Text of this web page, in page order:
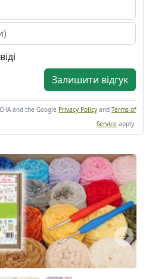
Залишити відгук
and the Google Privacy Policy and Terms of
Service apply.
Next